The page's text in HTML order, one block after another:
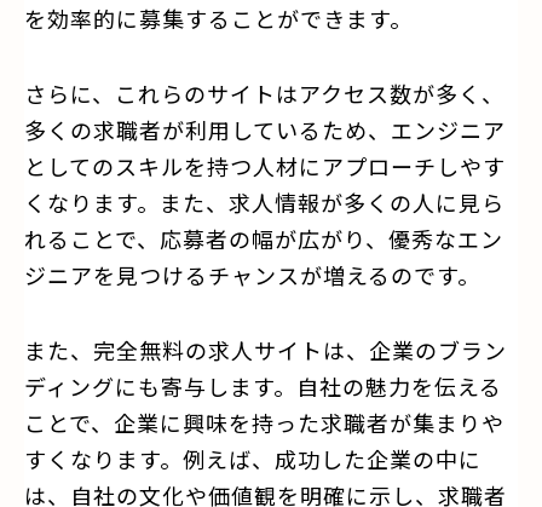
を効率的に募集することができます。
さらに、これらのサイトはアクセス数が多く、
多くの求職者が利用しているため、エンジニア
としてのスキルを持つ人材にアプローチしやす
くなります。また、求人情報が多くの人に見ら
れることで、応募者の幅が広がり、優秀なエン
ジニアを見つけるチャンスが増えるのです。
また、完全無料の求人サイトは、企業のブラン
ディングにも寄与します。自社の魅力を伝える
ことで、企業に興味を持った求職者が集まりや
すくなります。例えば、成功した企業の中に
は、自社の文化や価値観を明確に示し、求職者